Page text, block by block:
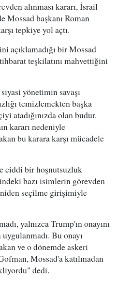
alınması kararı, İsrail
Mossad başkanı Roman
tepkiye yol açtı.
açıklamadığı bir Mossad
teşkilatını mahvettiğini
yönetimin savaşı
temizlemekten başka
atadığınızda olan budur.
kararı nedeniyle
bu karara karşı mücadele
ciddi bir hoşnutsuzluk
bazı isimlerin görevden
seçilme girişimiyle
yalnızca Trump'ın onayını
Bu onayı
ve o dönemde askeri
Mossad'a katılmadan
dedi.